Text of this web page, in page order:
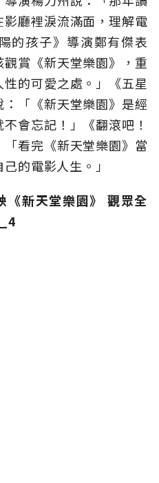
廳裡淚流滿面，理解電
的孩子》導演鄭有傑表
賞《新天堂樂園》，重
的可愛之處。」《五星
「《新天堂樂園》是經
會忘記！」《翻滾吧！
看完《新天堂樂園》當
的電影人生。」